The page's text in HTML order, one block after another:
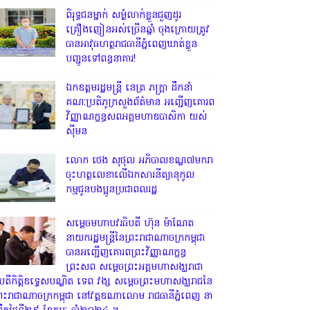
ពិរុទ្ធ​ជនម្នាក់ សម្ងំលាក់ខ្លួនជួញដូរ
គ្រឿងញៀនអស់ច្រើនឆ្នាំ ចុងក្រោយត្រូវ
បានអាវុធហត្ថរាជធានីភ្នំពេញឃាត់ខ្លួន
បញ្ជូនទៅពន្ធនាគារ!
ឯកឧត្តមរដ្ឋមន្ត្រី នេត្រ ភក្ត្រា ដឹកនាំ
គណៈប្រតិភូក្រសួងព័ត៌មាន អញ្ជើញគោរព
វិញ្ញាណក្ខន្ធសពអគ្គមហាឧបាសិកា យស់
ស៊ីមន
លោក ថេង សុថុល អភិបាលខណ្ឌ៧មករា
ចុះហត្ថលេខាលើឯកសារនីត្យានុកូល
កម្មជូនបងប្អូនប្រជាពលរដ្ឋ
សម្តេចមហាបវរធិបតី ហ៊ុន ម៉ាណែត
នាយករដ្ឋមន្ត្រីនៃព្រះរាជាណាចក្រកម្ពុជា
បានអញ្ជើញគោរពព្រះវិញ្ញាណក្ខន្ធ
ព្រះសព សម្តេចព្រះអគ្គមហាសង្ឃរាជា
តីកិត្តិឧទ្ទេសបណ្ឌិត ទេព វង្ស សម្តេចព្រះមហាសង្ឃរាជនៃ
ះរាជាណាចក្រកម្ពុជា នៅវត្តឧណាលោម រាជធានីភ្នំពេញ នា